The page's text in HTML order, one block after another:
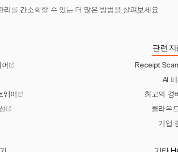
리를 간소화할 수 있는 더 많은 방법을 살펴보세요
웨어
관련
Receipt
AI
최고의 경
클라우
기업